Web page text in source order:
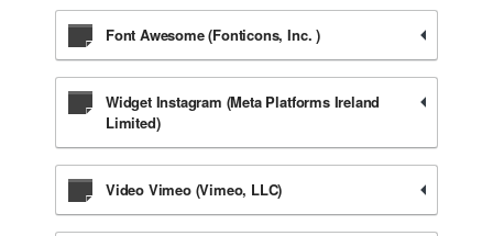
Font Awesome (Fonticons, Inc. )
Widget Instagram (Meta Platforms Ireland
Limited)
Video Vimeo (Vimeo, LLC)